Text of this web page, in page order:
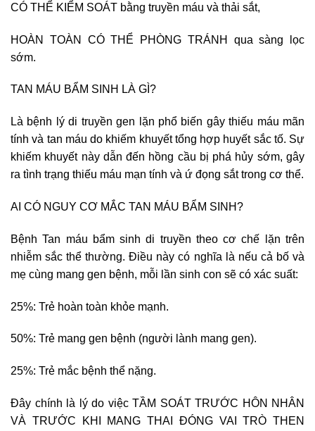
CÓ THỂ KIỂM SOÁT bằng truyền máu và thải sắt,
HOÀN TOÀN CÓ THỂ PHÒNG TRÁNH qua sàng lọc
sớm.
TAN MÁU BẨM SINH LÀ GÌ?
Là bệnh lý di truyền gen lặn phổ biến gây thiếu máu mãn
tính và tan máu do khiếm khuyết tổng hợp huyết sắc tố. Sự
khiếm khuyết này dẫn đến hồng cầu bị phá hủy sớm, gây
ra tình trạng thiếu máu mạn tính và ứ đọng sắt trong cơ thể.
AI CÓ NGUY CƠ MẮC TAN MÁU BẨM SINH?
Bệnh Tan máu bẩm sinh di truyền theo cơ chế lặn trên
nhiễm sắc thể thường. Điều này có nghĩa là nếu cả bố và
mẹ cùng mang gen bệnh, mỗi lần sinh con sẽ có xác suất:
25%: Trẻ hoàn toàn khỏe mạnh.
50%: Trẻ mang gen bệnh (người lành mang gen).
25%: Trẻ mắc bệnh thể nặng.
Đây chính là lý do việc TẦM SOÁT TRƯỚC HÔN NHÂN
VÀ TRƯỚC KHI MANG THAI ĐÓNG VAI TRÒ THEN